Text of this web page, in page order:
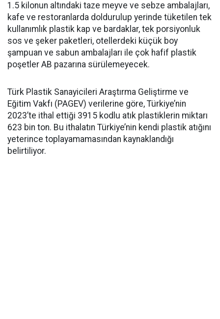
1.5 kilonun altındaki taze meyve ve sebze ambalajları,
kafe ve restoranlarda doldurulup yerinde tüketilen tek
kullanımlık plastik kap ve bardaklar, tek porsiyonluk
sos ve şeker paketleri, otellerdeki küçük boy
şampuan ve sabun ambalajları ile çok hafif plastik
poşetler AB pazarına sürülemeyecek.
Türk Plastik Sanayicileri Araştırma Geliştirme ve
Eğitim Vakfı (PAGEV) verilerine göre, Türkiye’nin
2023’te ithal ettiği 3915 kodlu atık plastiklerin miktarı
623 bin ton. Bu ithalatın Türkiye’nin kendi plastik atığını
yeterince toplayamamasından kaynaklandığı
belirtiliyor.